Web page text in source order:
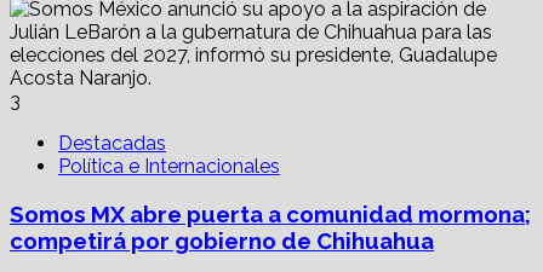
3
Destacadas
Política e Internacionales
Somos MX abre puerta a comunidad mormona;
competirá por gobierno de Chihuahua